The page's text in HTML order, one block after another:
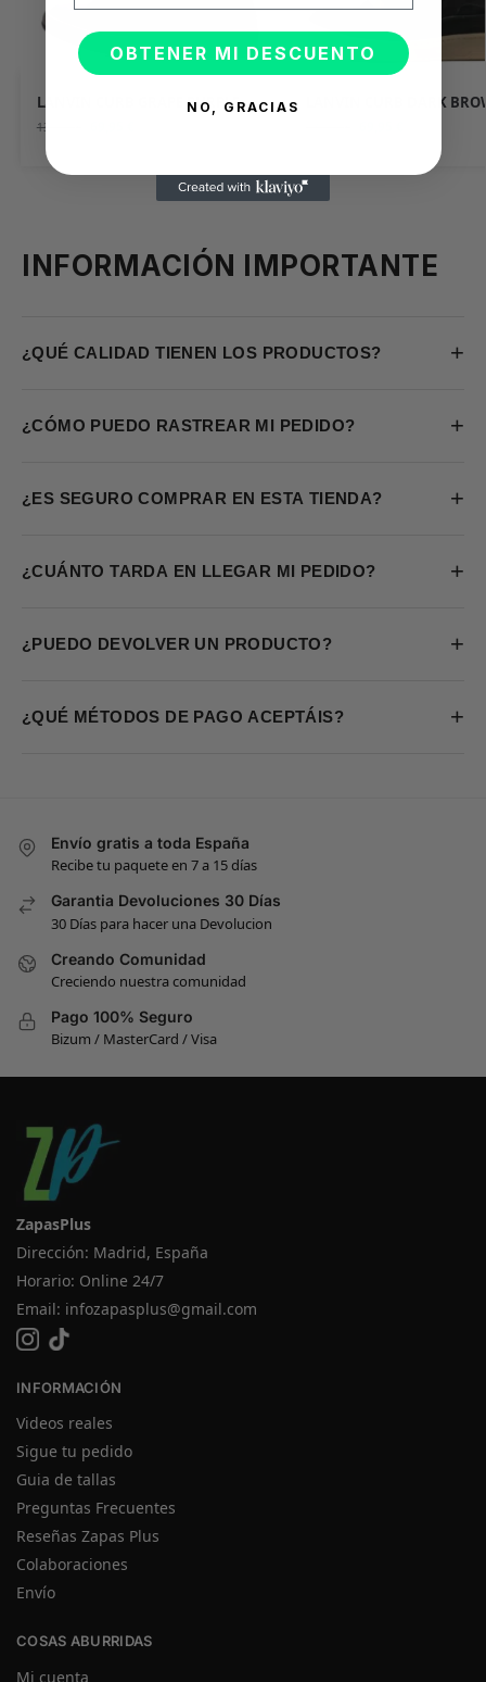
LANVIN CURB GRAPE PURPLE
139,90
LANVIN CURB DARK
INFORMACIÓN IMPORTANTE
¿QUÉ CALIDAD TIENEN LOS PRODUCTOS? +
¿CÓMO PUEDO RASTREAR MI PEDIDO? +
¿ES SEGURO COMPRAR EN ESTA TIENDA? +
¿CUÁNTO TARDA EN LLEGAR MI PEDIDO? +
¿PUEDO DEVOLVER UN PRODUCTO? +
¿QUÉ MÉTODOS DE PAGO ACEPTÁIS? +
Envío gratis a toda España
Recibe tu paquete en 7 a 15 días
Garantia Devoluciones 30 Días
30 Días para hacer una Devolucion
Creando Comunidad
Creciendo nuestra comunidad
Pago 100% Seguro
Bizum / MasterCard / Visa
ZapasPlus
Dirección: Madrid, España
Horario: Online 24/7
Email: infozapasplus@gmail.com
INFORMACIÓN
Videos reales
Sigue tu pedido
Guia de tallas
Preguntas Frecuentes
Reseñas Zapas Plus
Colaboraciones
Envío
COSAS ABURRIDAS
Mi cuenta
OBTENER MI DESCUENTO
NO, GRACIAS